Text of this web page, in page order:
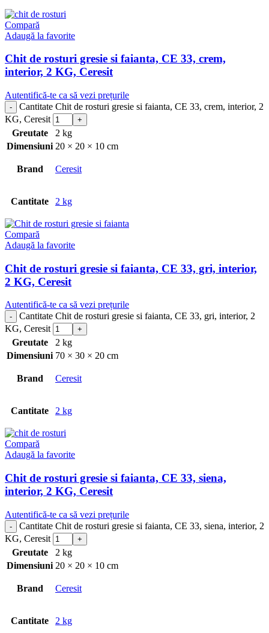
Compară
Adaugă la favorite
Chit de rosturi gresie si faianta, CE 33, crem,
interior, 2 KG, Ceresit
Autentifică-te ca să vezi prețurile
Cantitate Chit de rosturi gresie si faianta, CE 33, crem, interior, 2
KG, Ceresit
Greutate
2 kg
Dimensiuni 20 × 20 × 10 cm
Brand Ceresit
Cantitate 2 kg
Compară
Adaugă la favorite
Chit de rosturi gresie si faianta, CE 33, gri, interior,
2 KG, Ceresit
Autentifică-te ca să vezi prețurile
Cantitate Chit de rosturi gresie si faianta, CE 33, gri, interior, 2
KG, Ceresit
Greutate
2 kg
Dimensiuni 70 × 30 × 20 cm
Brand Ceresit
Cantitate 2 kg
Compară
Adaugă la favorite
Chit de rosturi gresie si faianta, CE 33, siena,
interior, 2 KG, Ceresit
Autentifică-te ca să vezi prețurile
Cantitate Chit de rosturi gresie si faianta, CE 33, siena, interior, 2
KG, Ceresit
Greutate
2 kg
Dimensiuni 20 × 20 × 10 cm
Brand Ceresit
Cantitate 2 kg